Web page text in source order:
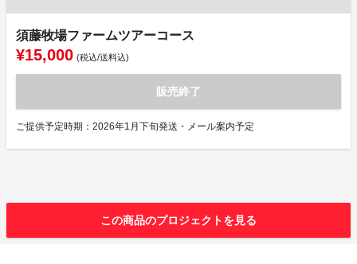
須藤牧場ファームツアーコース
¥15,000 (税込/送料込)
販売終了
ご提供予定時期：2026年1月下旬発送・メール案内予定
この商品のプロジェクトを見る